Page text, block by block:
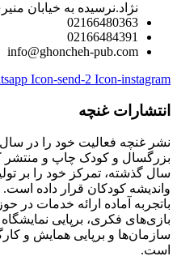
نژاد.نرسیده به خیابان منیری
02166480363
02166484391
info@ghoncheh-pub.com
Icon-send-2 Icon-instagram
انتشارات غنچه
بزرگسال و کودک چاپ و
سال گذشته، تمرکز خود را بر
و‌اندیشه‌ کودکان قرار داده است.
باتجربه آماده‌ ارائه‌ خدمات
بازی‌های فکری، برپایی
سازمان‌ها و برپایی همایش و
است.